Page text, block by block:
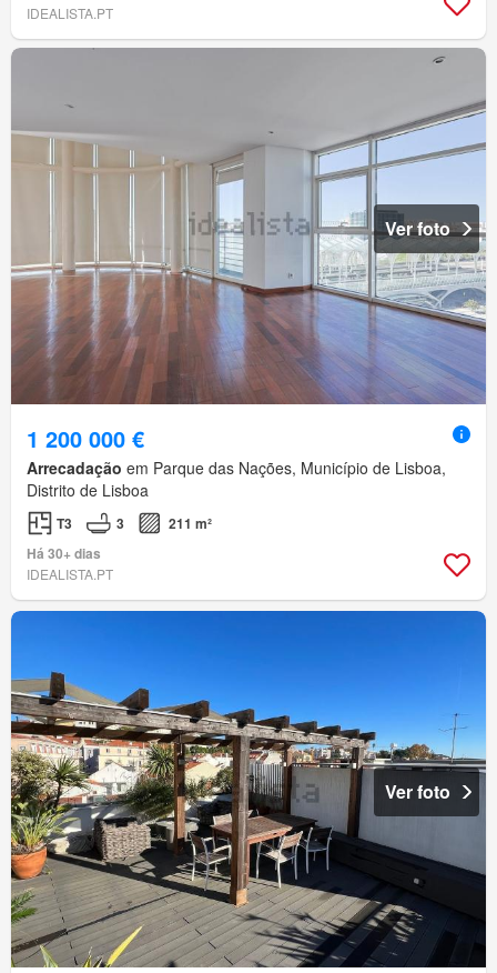
IDEALISTA.PT
Ver foto
1 200 000 €
Arrecadação em Parque das Nações, Município de Lisboa,
Distrito de Lisboa
T3 3
211 m²
Há 30+ dias
IDEALISTA.PT
Ver foto